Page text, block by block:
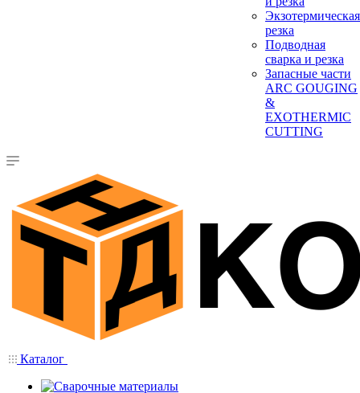
Экзотермическая
резка
Подводная
сварка и резка
Запасные части
ARC GOUGING
&
EXOTHERMIC
CUTTING
Каталог